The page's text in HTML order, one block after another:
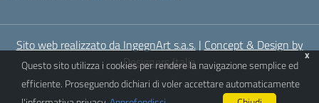
Sito web realizzato da IngegnArt s.a.s.| Concept & Design by
Designers Italia
x
Questo sito utilizza i cookies per rendere la navigazione semplice ed
efficiente. Proseguendo dichiari di voler accettare automaticamente